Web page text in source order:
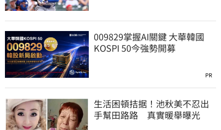
009829掌握AI關鍵 大華韓國
KOSPI 50今強勢開募
PR
生活困頓拮据！池秋美不忍出
手幫田路路 真實暖舉曝光